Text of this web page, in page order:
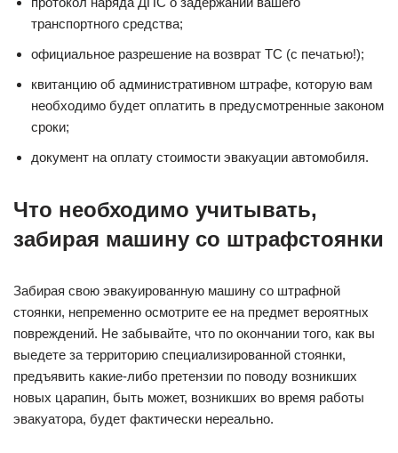
транспортного средства;
официальное разрешение на возврат ТС (с печатью!);
квитанцию об административном штрафе, которую вам
необходимо будет оплатить в предусмотренные законом
сроки;
документ на оплату стоимости эвакуации автомобиля.
Что необходимо учитывать,
забирая машину со штрафстоянки
Забирая свою эвакуированную машину со штрафной
стоянки, непременно осмотрите ее на предмет вероятных
повреждений. Не забывайте, что по окончании того, как вы
выедете за территорию специализированной стоянки,
предъявить какие-либо претензии по поводу возникших
новых царапин, быть может, возникших во время работы
эвакуатора, будет фактически нереально.